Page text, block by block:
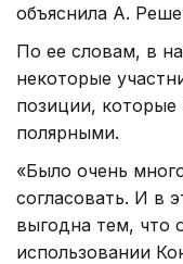
объяснила А.
По ее словам, в
некоторые
позиции,
полярными.
«Было очень
согласовать. И в
выгодна тем, что
использовании